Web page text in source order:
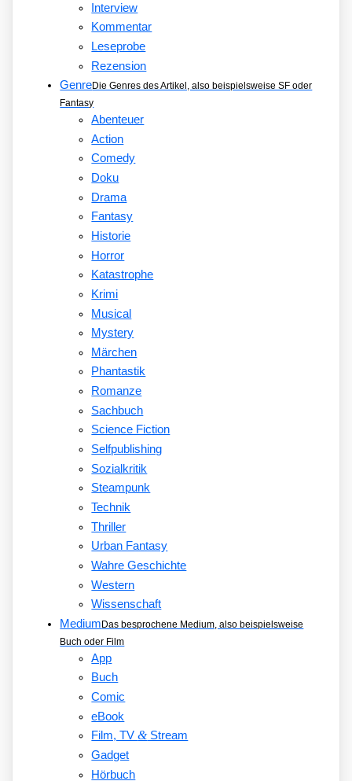
Interview
Kommentar
Leseprobe
Rezension
GenreDie Genres des Artikel, also beispielsweise SF oder
Fantasy
Abenteuer
Action
Comedy
Doku
Drama
Fantasy
Historie
Horror
Katastrophe
Krimi
Musical
Mystery
Märchen
Phantastik
Romanze
Sachbuch
Science Fiction
Selfpublishing
Sozialkritik
Steampunk
Technik
Thriller
Urban Fantasy
Wahre Geschichte
Western
Wissenschaft
MediumDas besprochene Medium, also beispielsweise
Buch oder Film
App
Buch
Comic
eBook
Film, TV&Stream
Gadget
Hörbuch